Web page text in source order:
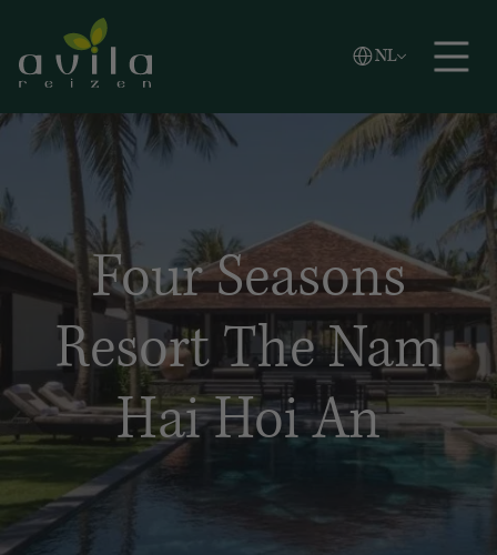
Zoeken
NL
Vlaams
English
Four Seasons
Resort The Nam
Hai Hoi An